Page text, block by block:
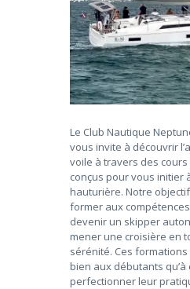
Le Club Nautique
vous invite à découvrir
voile à travers des
conçus pour vous initier
hauturière. Notre
former aux
devenir un skipper
mener une croisière en
sérénité. Ces formations
bien aux débutants
perfectionner leur